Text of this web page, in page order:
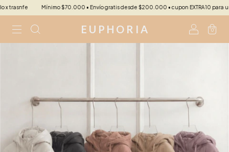
Mínimo $70.000 • Envío gratis desde $200.000 • cupon EXTRA10 para un
E U P H O R I A 0